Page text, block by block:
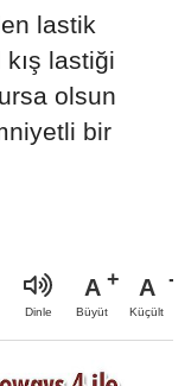
lastik
kış lastiği
olsun
bir
Dinle
A
Büyüt
A
Küçült